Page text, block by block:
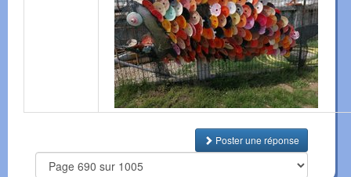
Poster une réponse